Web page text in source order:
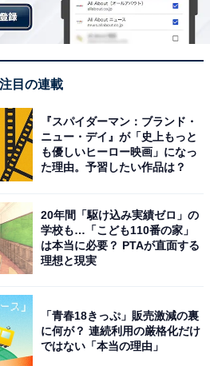
自慢できそうな「岩手の公立進学
ング！ 2位「花巻北高等学校」、圧
？
注目の連載
『スパイダーマン：ブランド・
ニュー・デイ』が「史上もっと
も優しいヒーロー映画」になっ
た理由。予習したい作品は？
20年間「駆け込み実績ゼロ」の
学校も…「こども110番の家」
は本当に必要？ PTAが直面する
理想と現実
「青春18きっぷ」販売激減の裏
に何が？ 連続利用の厳格化だけ
ではない「本当の理由」